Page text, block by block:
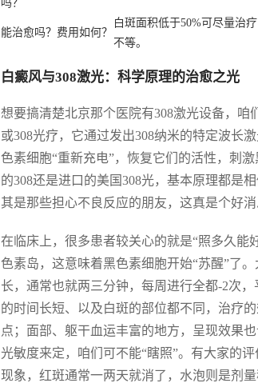
吗？
能治愈吗？费用如何？
白斑面积低于50%可尽量治
不等。
白癜风与308激光：科学原理的治愈之光
想要搞清楚北京那个医院有308激光设备，咱
或308光疗，它通过发出308纳米的特定波长
色素细胞“重新充电”，恢复它们的活性，刺
的308还是进口的美国308光，基本原理都是
其是那些担心不良反应的朋友，这真是个好
在临床上，很多患者较关心的就是“照多久能
色素岛，这意味着黑色素细胞开始“苏醒”了
长，通常也就两三分钟，每周进行全都-2次
的时间长短、以及白斑的部位都不同，治疗
点；面部、躯干血运丰富的地方，呈现效果
光敏度来定，咱们可不能“瞎照”。有大家的
现象，红斑通常一两天就消了，水泡则是剂